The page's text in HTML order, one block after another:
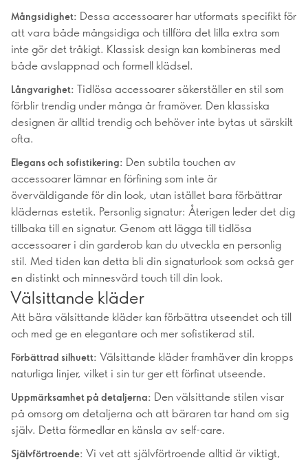
Mångsidighet: Dessa accessoarer har utformats specifikt för
att vara både mångsidiga och tillföra det lilla extra som
inte gör det tråkigt. Klassisk design kan kombineras med
både avslappnad och formell klädsel.
Långvarighet: Tidlösa accessoarer säkerställer en stil som
förblir trendig under många år framöver. Den klassiska
designen är alltid trendig och behöver inte bytas ut särskilt
ofta.
Elegans och sofistikering: Den subtila touchen av
accessoarer lämnar en förfining som inte är
överväldigande för din look, utan istället bara förbättrar
klädernas estetik. Personlig signatur: Återigen leder det dig
tillbaka till en signatur. Genom att lägga till tidlösa
accessoarer i din garderob kan du utveckla en personlig
stil. Med tiden kan detta bli din signaturlook som också ger
en distinkt och minnesvärd touch till din look.
Välsittande kläder
Att bära välsittande kläder kan förbättra utseendet och till
och med ge en elegantare och mer sofistikerad stil.
Förbättrad silhuett: Välsittande kläder framhäver din kropps
naturliga linjer, vilket i sin tur ger ett förfinat utseende.
Uppmärksamhet på detaljerna: Den välsittande stilen visar
på omsorg om detaljerna och att bäraren tar hand om sig
själv. Detta förmedlar en känsla av self-care.
Självförtroende: Vi vet att självförtroende alltid är viktigt,